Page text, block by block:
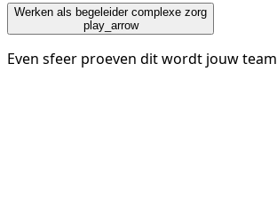
Werken als begeleider complexe zorg
play_arrow
Even sfeer proeven dit wordt jouw team